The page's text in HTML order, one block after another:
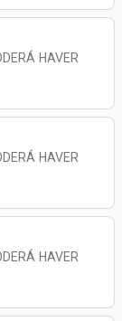
HAVER
HAVER
HAVER